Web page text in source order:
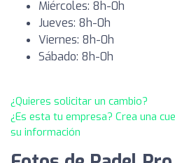
Miércoles: 8h-0h
Jueves: 8h-0h
Viernes: 8h-0h
Sábado: 8h-0h
¿Quieres solicitar un cambio?
¿Es esta tu empresa? Crea una
su información